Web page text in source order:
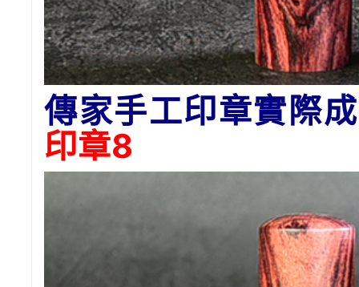
傳家手工印章實際
印章8